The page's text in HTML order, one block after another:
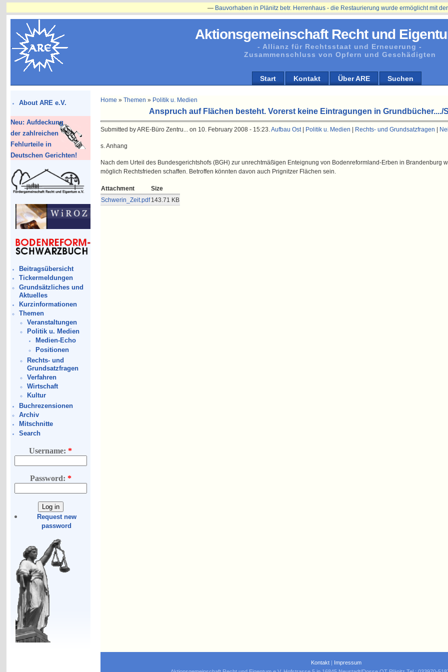
Aktionsgemeinschaft Recht und
- Allianz für Rechtsstaat und Erneuerung -
Zusammenschluss von Opfern und Geschädigten
Start Kontakt Über ARE Suchen
About ARE e.V.
Neu: Aufdeckung
der zahlreichen
Fehlurteile in
Deutschen Gerichten!
Beitragsübersicht
Tickermeldungen
Grundsätzliches und
Aktuelles
Kurzinformationen
Themen
Veranstaltungen
Politik u. Medien
Medien-Echo
Positionen
Rechts- und
Grundsatzfragen
Verfahren
Wirtschaft
Kultur
Buchrezensionen
Archiv
Mitschnitte
Search
Username:*
Password: *
Request new
password
Bauvorhaben in Plänitz betr. Herrenhaus - die Restaurierung wurde ermöglicht mit der
Home »Themen » Politik u. Medien
Anspruch auf Flächen besteht. Vorerst keine Eintragungen in Grundbücher..../
Submitted by ARE-Büro Zentru... on 10. February 2008 - 15:23.Aufbau Ost| Politik u. Medien Rechts- und Grundsatzfragen
s. Anhang
Nach dem Urteil des Bundesgerichtshofs (BGH) zur unrechtmäßigen Enteignung von Bodenreformland-Erben in Brandenburg
möglich Rechtsfrieden schaffen. Betroffen könnten davon auch Prignitzer Flächen sein.
Attachment
Size
Schwerin_Zeit.pdf143.71 KB
Kontakt|
Impressum